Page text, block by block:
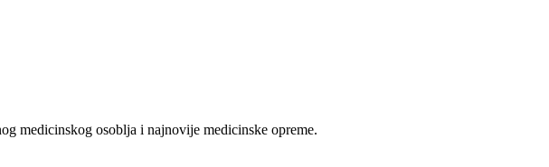
medicinskog osoblja i najnovije medicinske opreme.